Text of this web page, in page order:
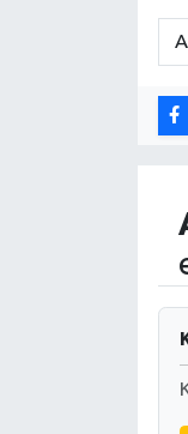
Süper Lig
Tüm
Haber Arşivi